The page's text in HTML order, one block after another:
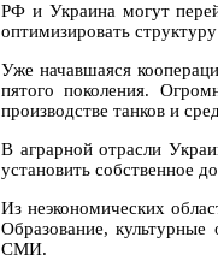
РФ и Украина могут
оптимизировать
Уже начавшаяся
пятого поколения.
производстве танков и
В аграрной отрасли
установить собственное
Из неэкономических
Образование,
СМИ.